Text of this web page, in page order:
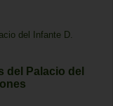
del Palacio del